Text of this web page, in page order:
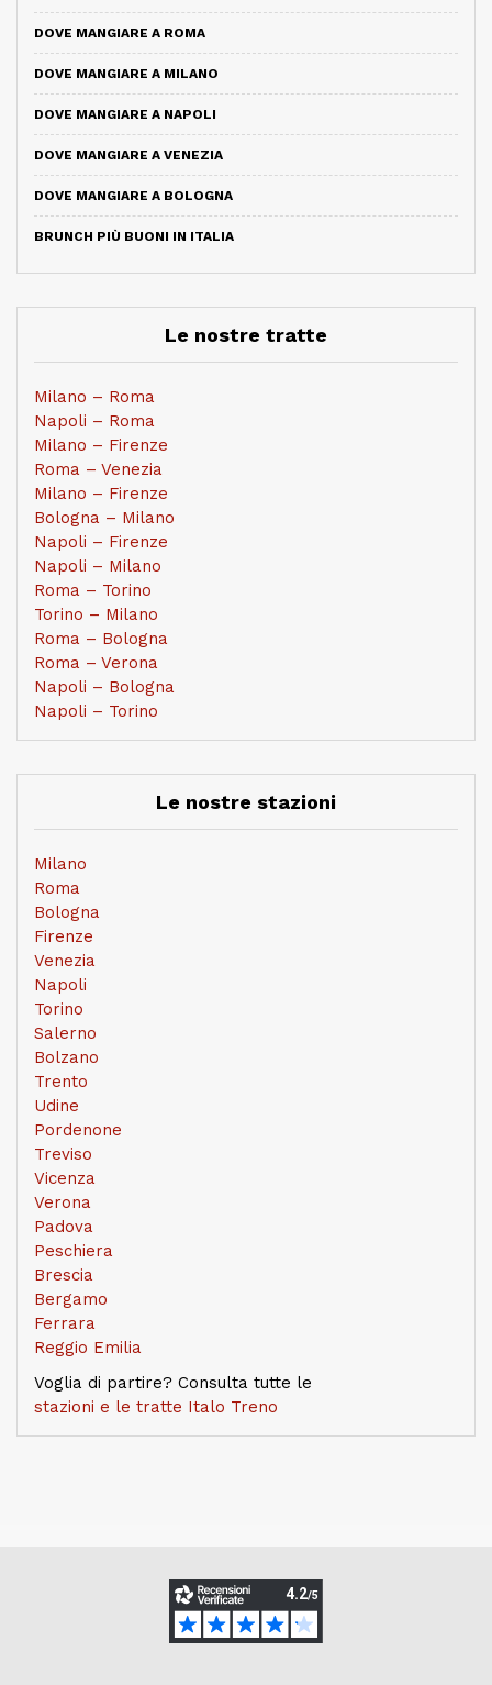
DOVE MANGIARE A ROMA
DOVE MANGIARE A MILANO
DOVE MANGIARE A NAPOLI
DOVE MANGIARE A VENEZIA
DOVE MANGIARE A BOLOGNA
BRUNCH PIÙ BUONI IN ITALIA
Le nostre tratte
Milano – Roma
Napoli – Roma
Milano – Firenze
Roma – Venezia
Milano – Firenze
Bologna – Milano
Napoli – Firenze
Napoli – Milano
Roma – Torino
Torino – Milano
Roma – Bologna
Roma – Verona
Napoli – Bologna
Napoli – Torino
Le nostre stazioni
Milano
Roma
Bologna
Firenze
Venezia
Napoli
Torino
Salerno
Bolzano
Trento
Udine
Pordenone
Treviso
Vicenza
Verona
Padova
Peschiera
Brescia
Bergamo
Ferrara
Reggio Emilia
Voglia di partire? Consulta tutte le
stazioni e le tratte Italo Treno